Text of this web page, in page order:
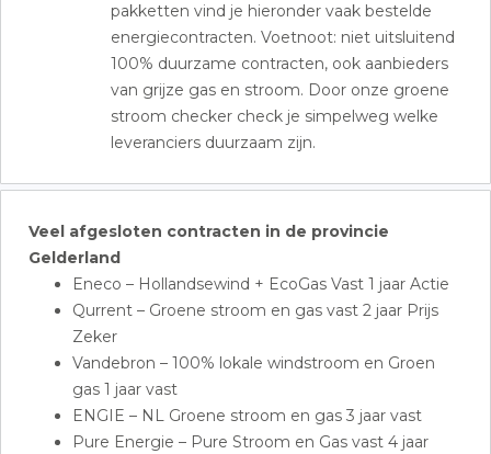
pakketten vind je hieronder vaak bestelde
energiecontracten. Voetnoot: niet uitsluitend
100% duurzame contracten, ook aanbieders
van grijze gas en stroom. Door onze groene
stroom checker check je simpelweg welke
leveranciers duurzaam zijn.
Veel afgesloten contracten in de provincie
Gelderland
Eneco – Hollandsewind + EcoGas Vast 1 jaar Actie
Qurrent – Groene stroom en gas vast 2 jaar Prijs
Zeker
Vandebron – 100% lokale windstroom en Groen
gas 1 jaar vast
ENGIE – NL Groene stroom en gas 3 jaar vast
Pure Energie – Pure Stroom en Gas vast 4 jaar